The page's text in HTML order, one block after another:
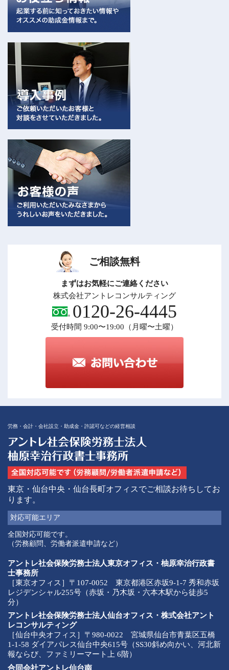
ご相談無料
まずはお気軽にご連絡ください
株式会社アントレコンサルティング
0120-26-4445
受付時間 9:00〜19:00（月曜〜土曜）
労務・会計・会社設立・助成金・許認可などの経営相談
東京・仙台中央・仙台長町オフィスでご相談お待ちしてお
ります。
対応可能エリア
全国対応可能です。
（労務顧問、労働者派遣申請など）
アントレ社会保険労務士法人東京オフィス・柚原幸治行政書
士事務所
［東京オフィス］〒107-0052 東京都港区赤坂9-1-7 秀和赤坂
レジデンシャル255号（赤坂・乃木坂・六本木駅から徒歩5
分）
アントレ社会保険労務士法人仙台オフィス・株式会社アント
レコンサルティング
［仙台中央オフィス］〒980-0022 宮城県仙台市青葉区五橋
1-1-58 ダイアパレス仙台中央615号（SS30斜め向かい、河北新
報ならび、ファミリーマート上 6階）
合同会社アントレ仙台南